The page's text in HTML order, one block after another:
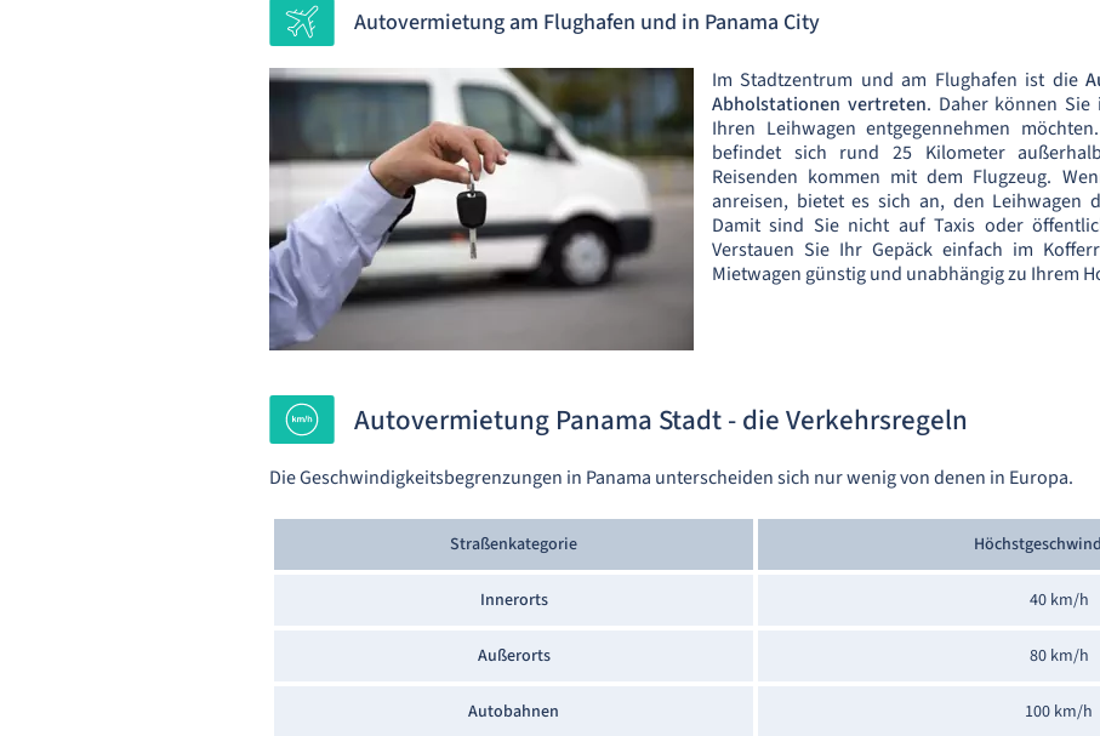
Autovermietung am Flughafen und in Panama City
Im Stadtzentrum und am Flughafen ist die
Abholstationen vertreten. Daher können
Ihren Leihwagen entgegennehmen
befindet sich rund 25 Kilometer
Reisenden kommen mit dem Flugzeug.
anreisen, bietet es sich an, den Leihwagen
Damit sind Sie nicht auf Taxis oder
Verstauen Sie Ihr Gepäck einfach im
Mietwagen günstig und unabhängig zu Ihrem
Autovermietung Panama Stadt - die Verkehrsregeln
Die Geschwindigkeitsbegrenzungen in Panama unterscheiden sich nur wenig von denen in Europa.
Straßenkategorie
Innerorts 40 km/h
Außerorts 80 km/h
Autobahnen 100 km/h